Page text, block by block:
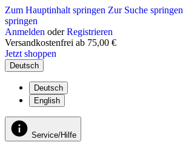
Zum Hauptinhalt springen Zur Suche springen
springen
Anmelden oder Registrieren
Versandkostenfrei ab 75,00 €
Jetzt shoppen
Deutsch
Deutsch
English
Service/Hilfe